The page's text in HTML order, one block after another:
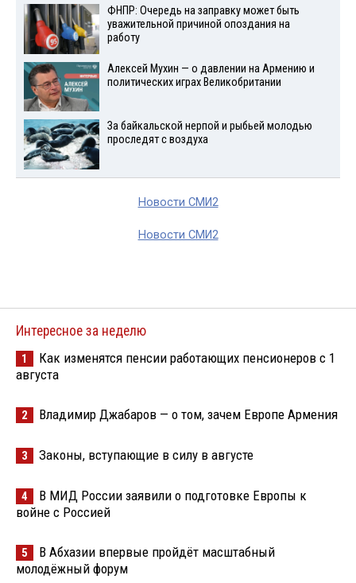
ФНПР: Очередь на заправку может быть
уважительной причиной опоздания на
работу
Алексей Мухин — о давлении на Армению и
политических играх Великобритании
За байкальской нерпой и рыбьей молодью
проследят с воздуха
Новости СМИ2
Новости СМИ2
Интересное за неделю
1
Как изменятся пенсии работающих пенсионеров с 1
августа
2 Владимир Джабаров — о том, зачем Европе Армения
3 Законы, вступающие в силу в августе
4
В МИД России заявили о подготовке Европы к
войне с Россией
5
В Абхазии впервые пройдёт масштабный
молодёжный форум